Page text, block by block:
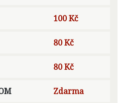
100 Kč
80 Kč
80 Kč
Zdarma